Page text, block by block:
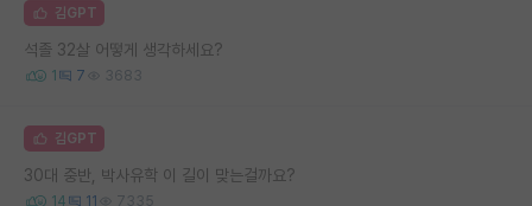
김GPT
석졸 32살 어떻게 생각하세요?
1 7 3683
김GPT
30대 중반, 박사유학 이 길이 맞는걸까요?
14 11 7335